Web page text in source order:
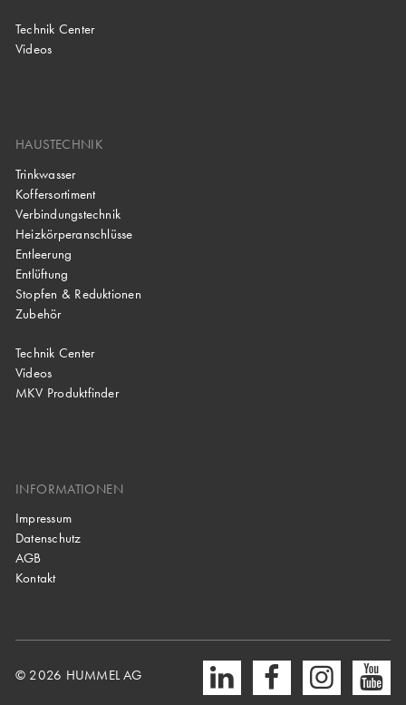
Technik Center
Videos
HAUSTECHNIK
Trinkwasser
Koffersortiment
Verbindungstechnik
Heizkörperanschlüsse
Entleerung
Entlüftung
Stopfen & Reduktionen
Zubehör
Technik Center
Videos
MKV Produktfinder
INFORMATIONEN
Impressum
Datenschutz
AGB
Kontakt
© 2026 HUMMEL AG